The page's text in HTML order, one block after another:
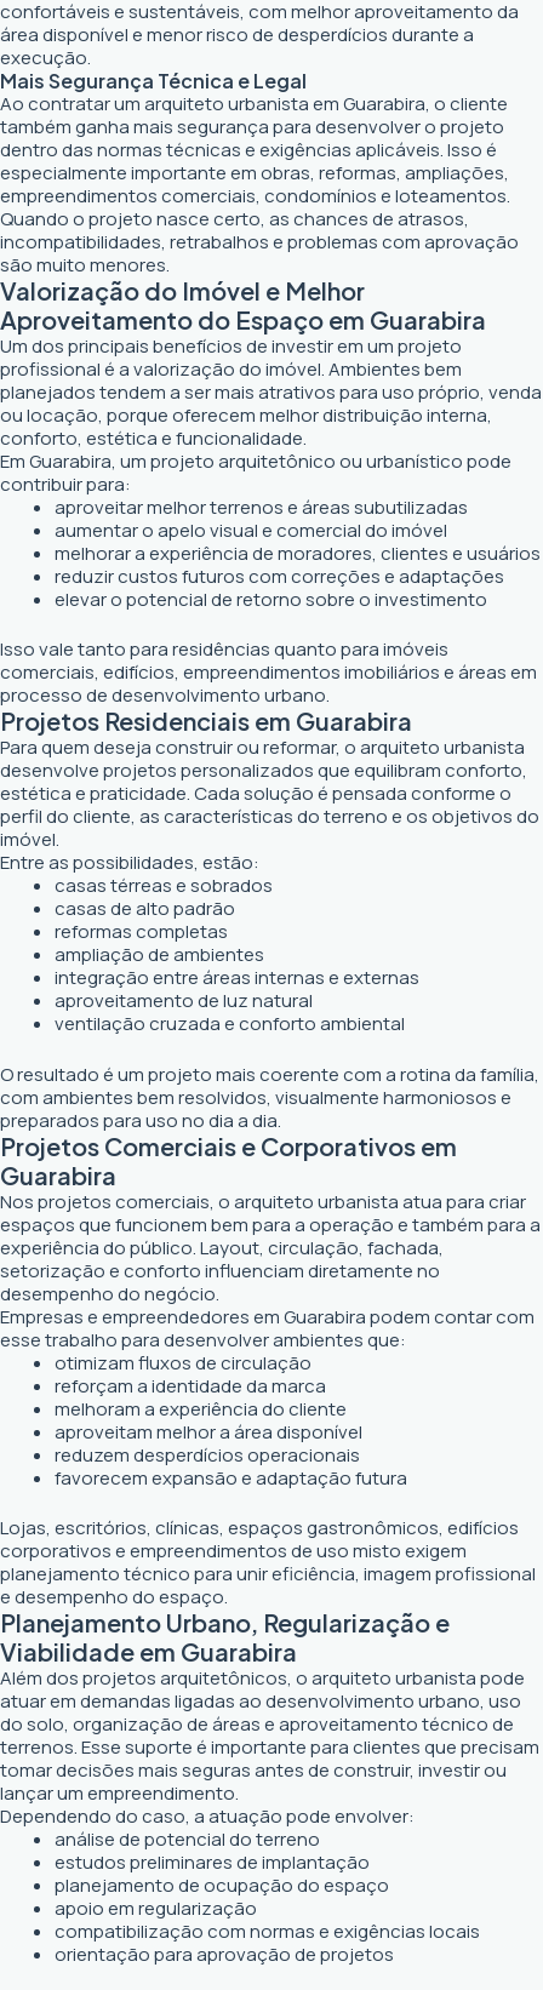
confortáveis e sustentáveis, com melhor aproveitamento da
área disponível e menor risco de desperdícios durante a
execução.
Mais Segurança Técnica e Legal
Ao contratar um arquiteto urbanista em Guarabira, o cliente
também ganha mais segurança para desenvolver o projeto
dentro das normas técnicas e exigências aplicáveis. Isso é
especialmente importante em obras, reformas, ampliações,
empreendimentos comerciais, condomínios e loteamentos.
Quando o projeto nasce certo, as chances de atrasos,
incompatibilidades, retrabalhos e problemas com aprovação
são muito menores.
Valorização do Imóvel e Melhor
Aproveitamento do Espaço em Guarabira
Um dos principais benefícios de investir em um projeto
profissional é a valorização do imóvel. Ambientes bem
planejados tendem a ser mais atrativos para uso próprio, venda
ou locação, porque oferecem melhor distribuição interna,
conforto, estética e funcionalidade.
Em Guarabira, um projeto arquitetônico ou urbanístico pode
contribuir para:
aproveitar melhor terrenos e áreas subutilizadas
aumentar o apelo visual e comercial do imóvel
melhorar a experiência de moradores, clientes e usuários
reduzir custos futuros com correções e adaptações
elevar o potencial de retorno sobre o investimento
Isso vale tanto para residências quanto para imóveis
comerciais, edifícios, empreendimentos imobiliários e áreas em
processo de desenvolvimento urbano.
Projetos Residenciais em Guarabira
Para quem deseja construir ou reformar, o arquiteto urbanista
desenvolve projetos personalizados que equilibram conforto,
estética e praticidade. Cada solução é pensada conforme o
perfil do cliente, as características do terreno e os objetivos do
imóvel.
Entre as possibilidades, estão:
casas térreas e sobrados
casas de alto padrão
reformas completas
ampliação de ambientes
integração entre áreas internas e externas
aproveitamento de luz natural
ventilação cruzada e conforto ambiental
O resultado é um projeto mais coerente com a rotina da família,
com ambientes bem resolvidos, visualmente harmoniosos e
preparados para uso no dia a dia.
Projetos Comerciais e Corporativos em
Guarabira
Nos projetos comerciais, o arquiteto urbanista atua para criar
espaços que funcionem bem para a operação e também para a
experiência do público. Layout, circulação, fachada,
setorização e conforto influenciam diretamente no
desempenho do negócio.
Empresas e empreendedores em Guarabira podem contar com
esse trabalho para desenvolver ambientes que:
otimizam fluxos de circulação
reforçam a identidade da marca
melhoram a experiência do cliente
aproveitam melhor a área disponível
reduzem desperdícios operacionais
favorecem expansão e adaptação futura
Lojas, escritórios, clínicas, espaços gastronômicos, edifícios
corporativos e empreendimentos de uso misto exigem
planejamento técnico para unir eficiência, imagem profissional
e desempenho do espaço.
Planejamento Urbano, Regularização e
Viabilidade em Guarabira
Além dos projetos arquitetônicos, o arquiteto urbanista pode
atuar em demandas ligadas ao desenvolvimento urbano, uso
do solo, organização de áreas e aproveitamento técnico de
terrenos. Esse suporte é importante para clientes que precisam
tomar decisões mais seguras antes de construir, investir ou
lançar um empreendimento.
Dependendo do caso, a atuação pode envolver:
análise de potencial do terreno
estudos preliminares de implantação
planejamento de ocupação do espaço
apoio em regularização
compatibilização com normas e exigências locais
orientação para aprovação de projetos